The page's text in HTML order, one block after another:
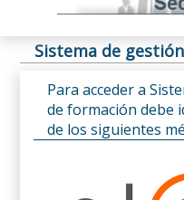
Sistema de
Para acceder a
de formación debe
de los siguientes